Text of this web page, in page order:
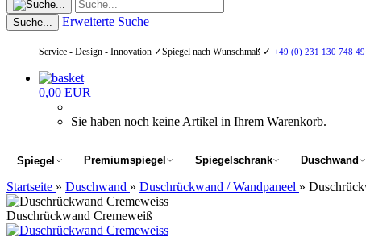
Suche... Erweiterte Suche
Service - Design - Innovation ✓Spiegel nach Wunschmaß ✓ +49 (0) 231 130 748 49
0,00 EUR
Sie haben noch keine Artikel in Ihrem Warenkorb.
Spiegel Premiumspiegel Spiegelschrank Duschwand
Startseite » Duschwand » Duschrückwand / Wandpaneel »
Duschrückwand Cremeweiß